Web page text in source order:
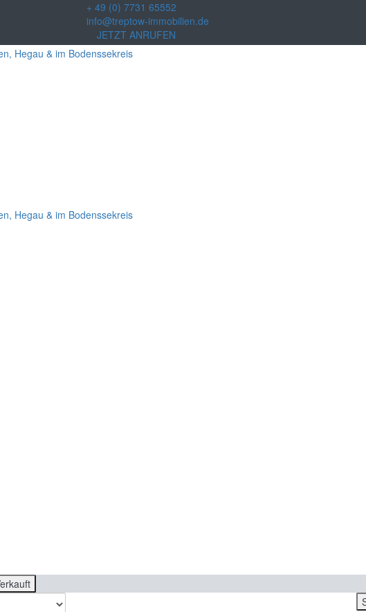
+ 49 (0) 7731 65552
info@treptow-immobilien.de
JETZT ANRUFEN